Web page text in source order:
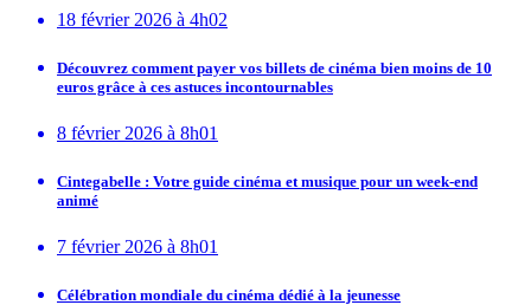
18 février 2026 à 4h02
Découvrez comment payer vos billets de cinéma bien moins de 10
euros grâce à ces astuces incontournables
8 février 2026 à 8h01
Cintegabelle : Votre guide cinéma et musique pour un week-end
animé
7 février 2026 à 8h01
Célébration mondiale du cinéma dédié à la jeunesse